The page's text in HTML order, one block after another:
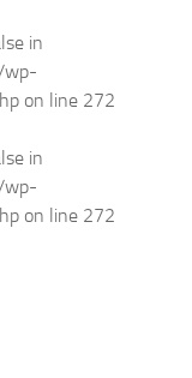
in
wp-
on line 272
in
wp-
on line 272